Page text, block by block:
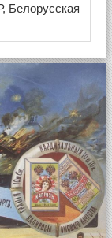
Белорусская